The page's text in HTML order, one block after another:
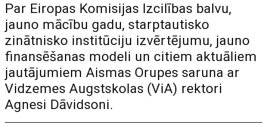
Par Eiropas Komisijas Izcilības balvu,
jauno mācību gadu, starptautisko
zinātnisko institūciju izvērtējumu, jauno
finansēšanas modeli un citiem aktuāliem
jautājumiem Aismas Orupes saruna ar
Vidzemes Augstskolas (ViA) rektori
Agnesi Dāvidsoni.